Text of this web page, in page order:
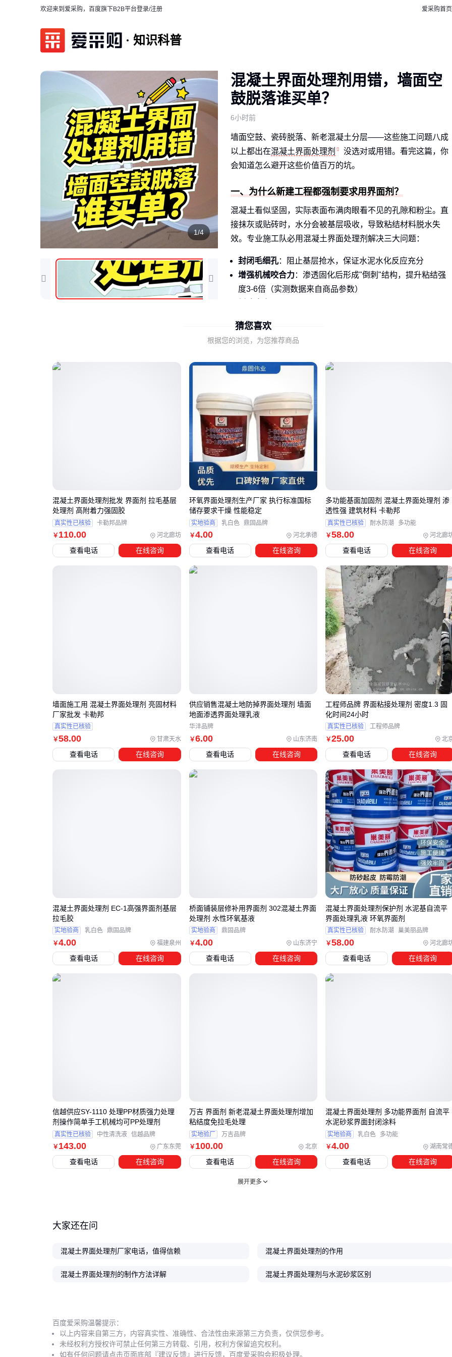
欢迎来到爱采购，百度旗下B2B平台登录/注册 爱采购首页
知识科普
1/4
混凝土界面处理剂用错，墙面空
鼓脱落谁买单？
6小时前
墙面空鼓、瓷砖脱落、新老混凝土分层——这些施工问题八成
以上都出在混凝土界面处理剂
没选对或用错。看完这篇，你
会知道怎么避开这些价值百万的坑。
一、为什么新建工程都强制要求用界面剂？
混凝土看似坚固，实际表面布满肉眼看不见的孔隙和粉尘。直
接抹灰或贴砖时，水分会被基层吸收，导致粘结材料脱水失
效。专业施工队必用混凝土界面处理剂解决三大问题：
封闭毛细孔：阻止基层抢水，保证水泥水化反应充分
增强机械咬合力：渗透固化后形成"倒刺"结构，提升粘结强
度3-6倍（实测数据来自商品参数）
现在主流工程验收标准已明确要求使用
60㎡施工量。
关键材料
二、界面剂不是简单"刷胶水"
很多人以为界面剂就是涂一层粘接介质，其实它的工作原理比
想象中复杂：
渗透阶段：低粘度乳液渗入混凝土3-5mm深，商品参数中"固
含量69%"直接影响渗透深度
固化阶段
：水分蒸发后，高分子聚合物在孔隙内交联成网，
商品标注的"5℃施工温度"是固化临界点
：固化后的网状结构同时与基层和面层形成化学
键，这也是混凝土粘结剂 能抗渗防潮的原因
误把界面剂当防水涂料用（实际防潮≠防水）
在油污或脱模剂残留的基面上直接施工（必须先用
气动高压
👉 结论：选界面剂要看固含量和渗透性，不是越稠越好
三、地下室和露天阳台能用同款界面剂吗？
不同场景对界面剂的性能要求差异很大，这张表帮你快速匹
配：
适用界面剂类
型
防水界面剂
耐水性＞48h，抗渗
0.3MPa
防潮界面
延伸率≥150%，耐冻
融
瓷砖界面剂
晾置时间＞10h，剪切
强度
瓷砖铺贴
：普通界面剂与瓷砖胶相容性差，必须用双组份瓷
砖界面剂，其"1:1配方"能缓冲水泥收缩应力
：基层吸收率不同会导致开裂，
自流平界面剂
的"流动度大"特性可确保封闭均匀
👉 结论：按环境湿度和面层材料选界面剂，通用型产品往往顾
水型"避免损伤混凝土
薄层修复
：局部空鼓需用混凝土修补剂
灌注，其"微膨
胀"特性可填补2-3mm缝隙
👉 结论：界面处理是系统工程，设备投入约占材料费的
30%-50%
湿度控制：商品标注"5℃施工"是最低限，实际25℃+70%湿
涂布量精准：用量不足0.3kg/㎡（商品参考值）会导致成膜
工具选择：多孔基面建议用
滚筒涂刷渗透更深
猜您喜欢
根据您的浏览，为您推荐商品
￥ 110.00 河北廊坊
混凝土界面处理剂批发 界面剂 拉毛基层
处理剂 高附着力强固胶
真实性已核验 卡勒邦品牌
查看电话 在线咨询
￥4.00 河北承德
环氧界面处理剂生产厂家 执行标准国标
储存要求干燥 性能稳定
实地验商 乳白色 鼎固品牌
查看电话 在线咨询
￥58.00 河北廊
多功能基面加固剂 混凝土界面处理剂 渗
透性强 建筑材料 卡勒邦
真实性已核验 耐水防潮 多功能
查看电话 在线咨询
￥58.00 甘肃天水
墙面施工用 混凝土界面处理剂 亮固材料
厂家批发 卡勒邦
真实性已核验
查看电话 在线咨询
￥6.00 山东济南
供应销售混凝土地防掉界面处理剂 墙面
地面渗透界面处理乳液
华沣品牌
查看电话 在线咨询
￥25.00 北
工程师品牌 界面粘接处理剂 密度1.3 固
化时间24小时
真实性已核验 工程师品牌
查看电话 在线咨询
￥4.00 福建泉州
混凝土界面处理剂 EC-1高强界面剂基层
拉毛胶
实地验商 乳白色 鼎固品牌
查看电话 在线咨询
￥4.00 山东济宁
桥面铺装层修补用界面剂 302混凝土界面
处理剂 水性环氧基液
实地验商 鼎固品牌
查看电话 在线咨询
￥58.00 河北廊
混凝土界面处理剂保护剂 水泥基自流平
界面处理乳液 环氧界面剂
真实性已核验 耐水防潮 巢美丽品牌
查看电话 在线咨询
￥ 143.00 广东东莞
信越供应SY-1110 处理PP材质强力处理
剂操作简单手工机械均可PP处理剂
真实性已核验 中性清洗液 信越品牌
查看电话 在线咨询
￥ 100.00 北京
万吉 界面剂 新老混凝土界面处理剂增加
粘结度免拉毛处理
实地验厂 万吉品牌
查看电话 在线咨询
￥4.00 湖南常
混凝土界面处理剂 多功能界面剂 自流平
水泥砂浆界面封闭涂料
实地验商 乳白色 多功能
查看电话 在线咨询
展开更多
大家还在问
混凝土界面处理剂厂家电话，值得信赖 混凝土界面处理剂的作用
混凝土界面处理剂的制作方法详解 混凝土界面处理剂与水泥砂浆区别
百度爱采购温馨提示：
以上内容来自第三方，内容真实性、准确性、合法性由来源第三方负责，仅供您参考。
未经权利方授权许可禁止任何第三方转载、引用，权利方保留追究权利。
如有任何问题请点击页面底部『建议反馈』进行反馈，百度爱采购会积极处理。